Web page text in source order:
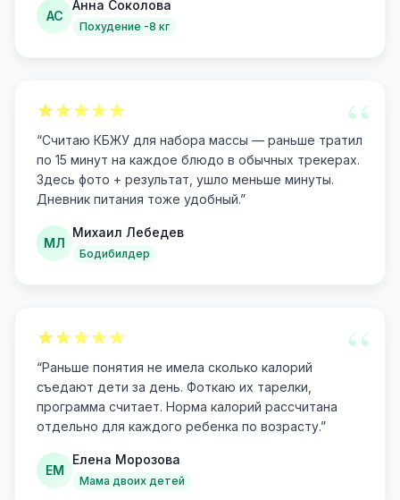
АС
Анна Соколова
Похудение -8 кг
“
“Считаю КБЖУ для набора массы — раньше тратил
по 15 минут на каждое блюдо в обычных трекерах.
Здесь фото + результат, ушло меньше минуты.
Дневник питания тоже удобный.”
МЛ
Михаил Лебедев
Бодибилдер
“
“Раньше понятия не имела сколько калорий
съедают дети за день. Фоткаю их тарелки,
программа считает. Норма калорий рассчитана
отдельно для каждого ребенка по возрасту.”
ЕМ
Елена Морозова
Мама двоих детей